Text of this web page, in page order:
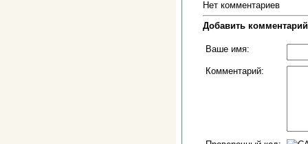
Нет комментариев
Добавить комментарий
Ваше имя:
Комментарий: